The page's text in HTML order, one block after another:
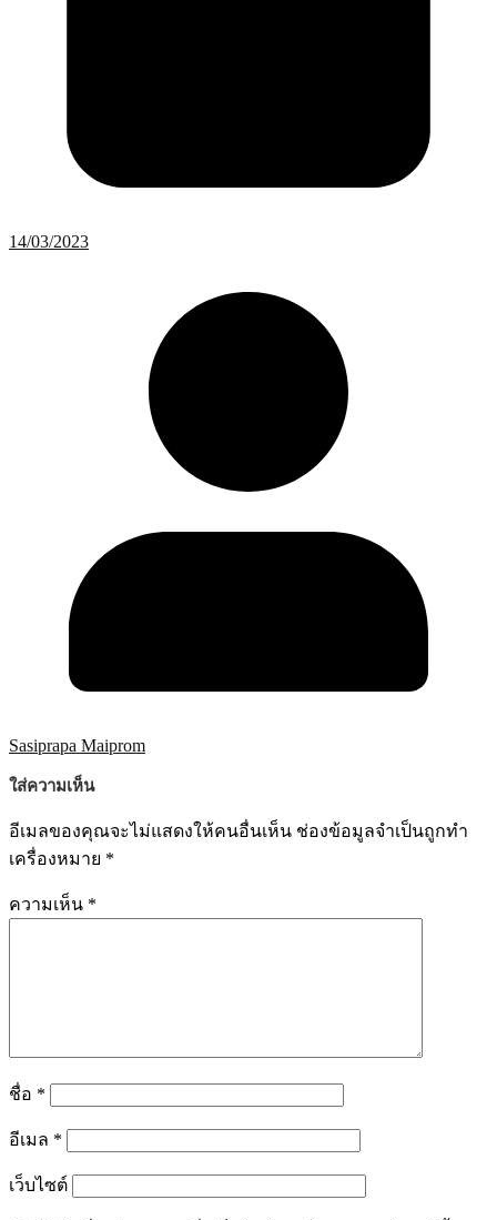
14/03/2023
Sasiprapa Maiprom
ใส่ความเห็น
อีเมลของคุณจะไม่แสดงให้คนอื่นเห็น ช่องข้อมูลจำเป็นถูกทำ
เครื่องหมาย *
ความเห็น *
ชื่อ *
อีเมล *
เว็บไซต์